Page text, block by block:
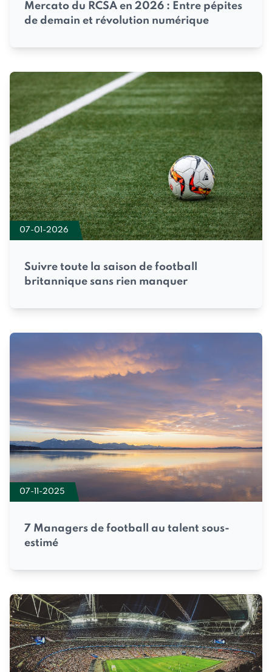
Mercato du RCSA en 2026 : Entre pépites
de demain et révolution numérique
07-01-2026
Suivre toute la saison de football
britannique sans rien manquer
07-11-2025
7 Managers de football au talent sous-
estimé